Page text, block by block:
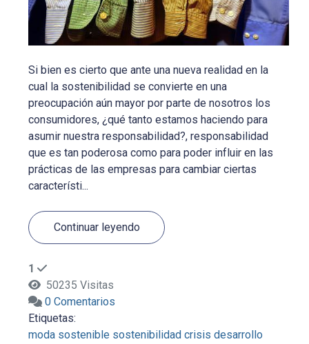
Si bien es cierto que ante una nueva realidad en la
cual la sostenibilidad se convierte en una
preocupación aún mayor por parte de nosotros los
consumidores, ¿qué tanto estamos haciendo para
asumir nuestra responsabilidad?, responsabilidad
que es tan poderosa como para poder influir en las
prácticas de las empresas para cambiar ciertas
característi...
Continuar leyendo
1
50235 Visitas
0 Comentarios
Etiquetas:
moda sostenible sostenibilidad crisis desarrollo